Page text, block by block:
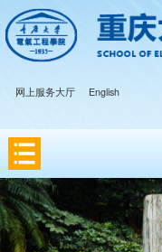
网上服务大厅 English